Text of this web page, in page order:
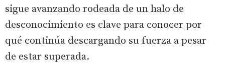
sigue avanzando rodeada de un halo de
desconocimiento es clave para conocer por
qué continúa descargando su fuerza a pesar
de estar superada.